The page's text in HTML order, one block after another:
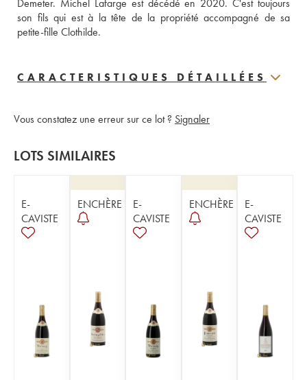
Demeter. Michel Lafarge est décédé en 2020. C'est toujours
son fils qui est à la tête de la propriété accompagné de sa
petite-fille Clothilde.
CARACTERISTIQUES DÉTAILLÉES
Vous constatez une erreur sur ce lot ? Signaler
LOTS SIMILAIRES
E-
CAVISTE
ENCHÈRE
E-
CAVISTE
ENCHÈRE
E-
CAVISTE